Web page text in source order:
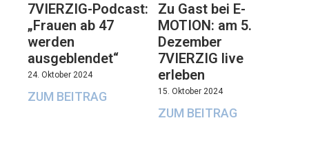
7VIERZIG-Podcast:
„Frauen ab 47
werden
ausgeblendet“
24. Oktober 2024
ZUM BEITRAG
Zu Gast bei E-
MOTION: am 5.
Dezember
7VIERZIG live
erleben
15. Oktober 2024
ZUM BEITRAG